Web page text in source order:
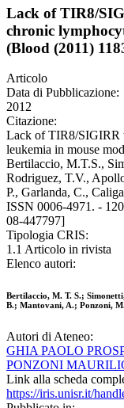
Lack of TIR8/
chronic
(Blood (2011)
Articolo
Data di Pubblicazione:
2012
Citazione:
Lack of TIR8/SIGIRR
leukemia in mouse
Bertilaccio, M.T.S.,
Rodriguez, T.V.,
P., Garlanda, C.,
ISSN 0006-4971. -
08-447797]
Tipologia CRIS:
1.1 Articolo in rivista
Elenco autori:
Bertilaccio, M. T. S.;
B.; Mantovani, A.; Ponzoni,
Autori di Ateneo:
GHIA PAOLO
PONZONI
Link alla scheda
https://iris.unisr.it/